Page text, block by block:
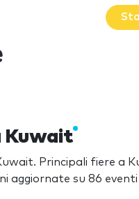
Kuwait
Principali fiere a
aggiornate su 86